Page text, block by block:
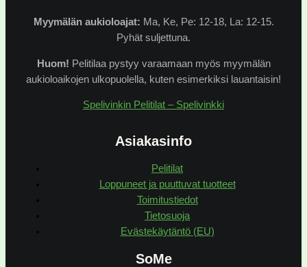
Myymälän aukioloajat: Ma, Ke, Pe: 12-18, La: 12-15.
Pyhät suljettuna.
Huom! Pelitilaa pystyy varaamaan myös myymälän
aukioloaikojen ulkopuolella, kuten esimerkiksi lauantaisin!
Spelivinkin Pelitilat – Spelivinkki
Asiakasinfo
Pelitilat
Loppuneet ja puuttuvat tuotteet
Toimitustiedot
Tietosuoja
Evästekäytäntö (EU)
SoMe